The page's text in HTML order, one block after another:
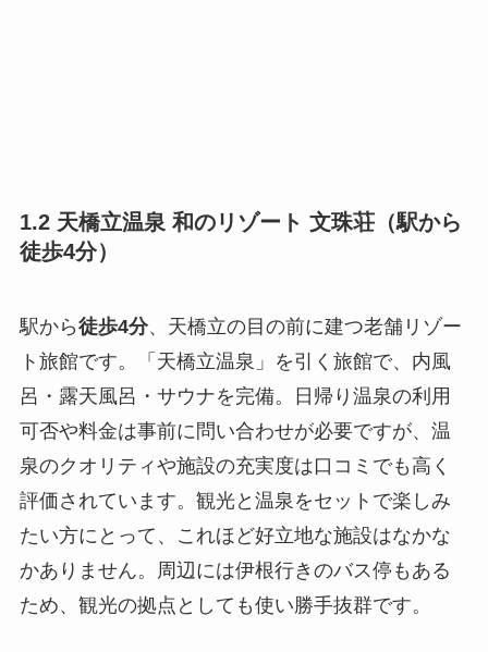
1.2 天橋立温泉 和のリゾート 文珠荘（駅から
徒歩4分）
駅から徒歩4分、天橋立の目の前に建つ老舗リゾー
ト旅館です。「天橋立温泉」を引く旅館で、内風
呂・露天風呂・サウナを完備。日帰り温泉の利用
可否や料金は事前に問い合わせが必要ですが、温
泉のクオリティや施設の充実度は口コミでも高く
評価されています。観光と温泉をセットで楽しみ
たい方にとって、これほど好立地な施設はなかな
かありません。周辺には伊根行きのバス停もある
ため、観光の拠点としても使い勝手抜群です。